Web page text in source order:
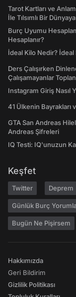
Tarot Kartları ve
İle Tılsımlı Bir
Burç Uyumu
Hesaplanır?
İdeal Kilo Nedir? İdeal
Ders Çalışırken
Çalışamayanlar
Instagram Giriş Nasıl
41 Ülkenin Bayrakları
GTA San Andreas
Andreas Şifreleri
IQ Testi: IQ'unuzun
Keşfet
Twitter Deprem
Günlük Burç
Bugün Ne Pişirsem
Hakkımızda
Geri Bildirim
Gizlilik Politikası